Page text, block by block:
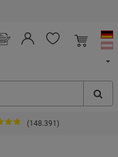
(148.391)